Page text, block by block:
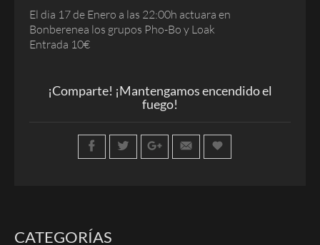
El dia 17 de Enero a las 22:00h actuara en
Bonberenea los grupos Pho-Bo y Loak
Entrada 10€
¡Comparte! ¡Mantengamos encendido el
fuego!
CATEGORÍAS